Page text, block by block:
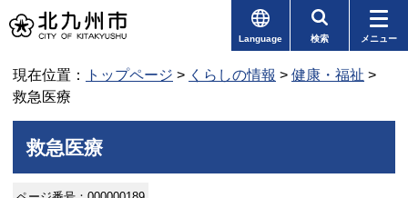
Language 検索 メニュー
現在位置： トップページ > くらしの情報 > 健康・福祉 >
救急医療
救急医療